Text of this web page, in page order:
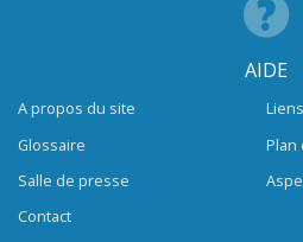
AIDE
A propos du site
Glossaire
Salle de presse
Contact
Plan